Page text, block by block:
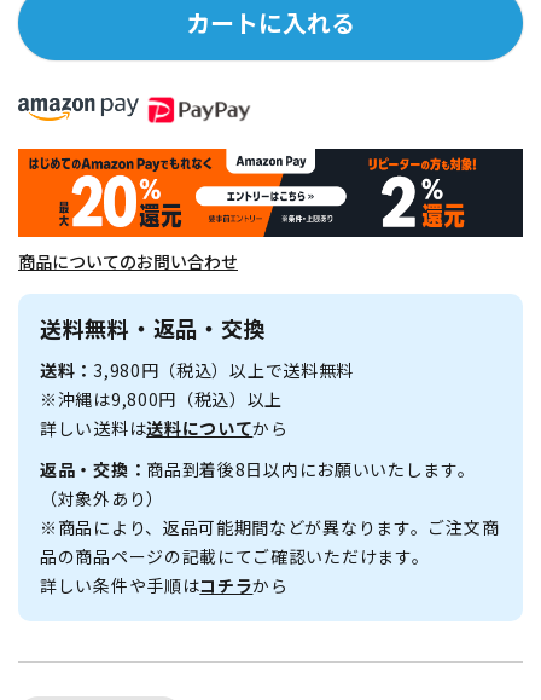
カートに入れる
商品についてのお問い合わせ
送料無料・返品・交換
送料：3,980円（税込）以上で送料無料
※沖縄は9,800円（税込）以上
詳しい送料は送料についてから
返品・交換： 商品到着後8日以内にお願いいたします。
（対象外あり）
※商品により、返品可能期間などが異なります。ご注文商
品の商品ページの記載にてご確認いただけます。
詳しい条件や手順はコチラから